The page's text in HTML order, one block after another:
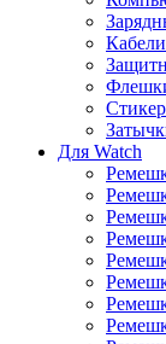
Для Watch